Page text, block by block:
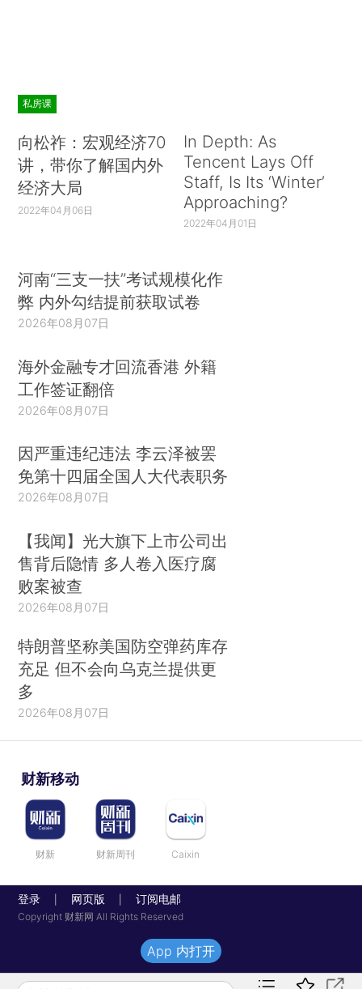
私房课
向松祚：宏观经济70
讲，带你了解国内外
经济大局
2022年04月06日
In Depth: As
Tencent Lays Off
Staff, Is Its ‘Winter’
Approaching?
2022年04月01日
河南“三支一扶”考试规模化作
弊 内外勾结提前获取试卷
2026年08月07日
海外金融专才回流香港 外籍
工作签证翻倍
2026年08月07日
因严重违纪违法 李云泽被罢
免第十四届全国人大代表职务
2026年08月07日
【我闻】光大旗下上市公司出
售背后隐情 多人卷入医疗腐
败案被查
2026年08月07日
特朗普坚称美国防空弹药库存
充足 但不会向乌克兰提供更
多
2026年08月07日
财新移动
财新 财新周刊 Caixin
登录 网页版 订阅电邮
Copyright 财新网 All Rights Reserved
App 内打开